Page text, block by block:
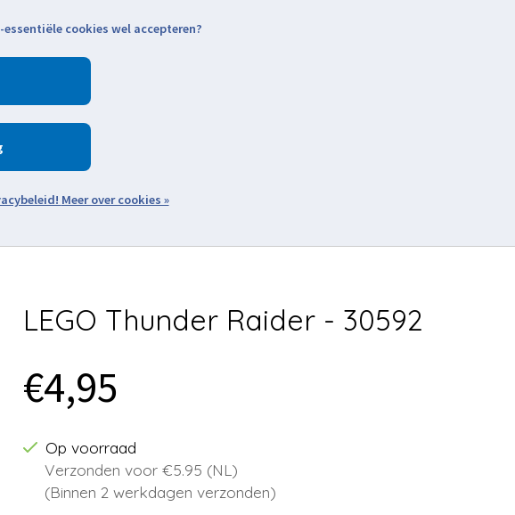
Zoeken
LEGO Thunder Raider - 30592
€4,95
Op voorraad
Verzonden voor €5.95 (NL)
(Binnen 2 werkdagen verzonden)
cookies wel accepteren?
Meer over cookies »